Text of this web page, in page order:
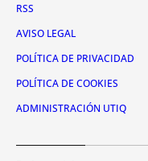
RSS
AVISO LEGAL
POLÍTICA DE PRIVACIDAD
POLÍTICA DE COOKIES
ADMINISTRACIÓN UTIQ